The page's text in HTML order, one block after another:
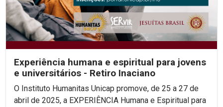
Experiência humana e espiritual para jovens
e universitários - Retiro Inaciano
O Instituto Humanitas Unicap promove, de 25 a 27 de
abril de 2025, a EXPERIÊNCIA Humana e Espiritual para